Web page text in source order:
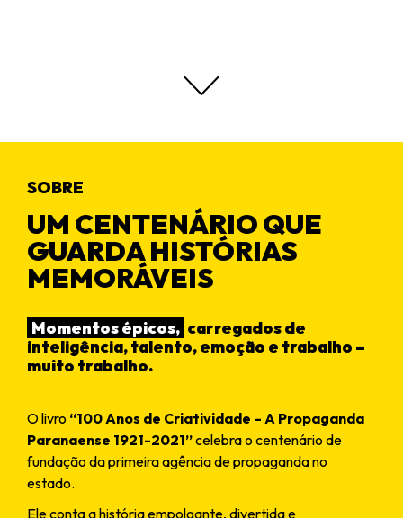
SOBRE
UM CENTENÁRIO QUE
GUARDA HISTÓRIAS
MEMORÁVEIS
Momentos épicos, carregados de
inteligência, talento, emoção e trabalho –
muito trabalho.
O livro “100 Anos de Criatividade – A Propaganda
Paranaense 1921-2021”celebra o centenário de
fundação da primeira agência de propaganda no
estado.
Ele conta a história empolgante, divertida e